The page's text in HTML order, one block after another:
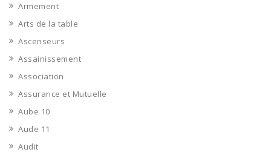
Armement
Arts de la table
Ascenseurs
Assainissement
Association
Assurance et Mutuelle
Aube 10
Aude 11
Audit